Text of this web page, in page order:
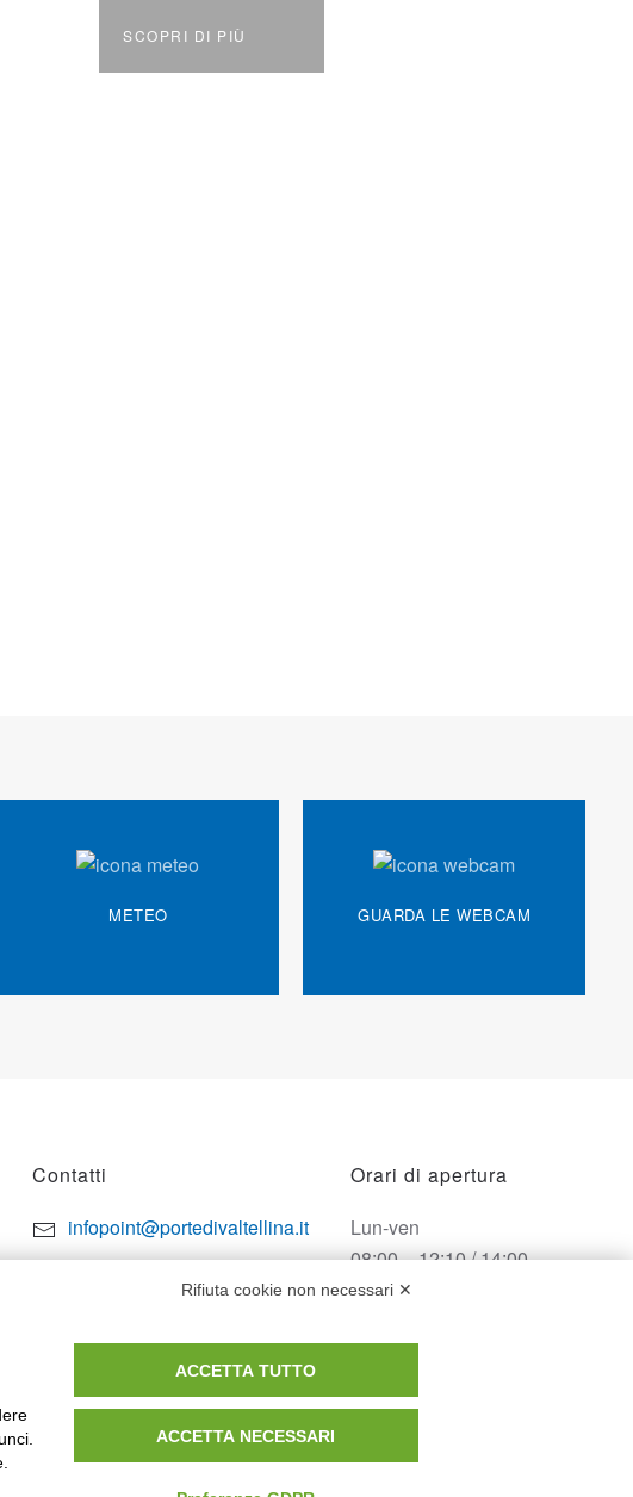
SCOPRI DI PIÙ
METEO GUARDA LE WEBCAM
Contatti
infopoint@portedivaltellina.it
Orari di apertura
Lun-ven
08:00 – 12:10 / 14:00 –
18:10
Sabato
Rifiuta cookie non necessari ✕
ACCETTA TUTTO
ACCETTA NECESSARI